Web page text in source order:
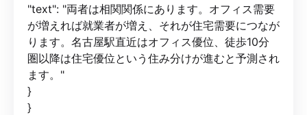
"text": "両者は相関関係にあります。オフィス需要
が増えれば就業者が増え、それが住宅需要につなが
ります。名古屋駅直近はオフィス優位、徒歩10分
圏以降は住宅優位という住み分けが進むと予測され
ます。"
}
}